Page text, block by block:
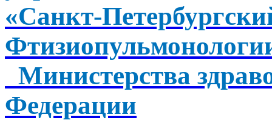
«Санкт-
Министерства
Федерации